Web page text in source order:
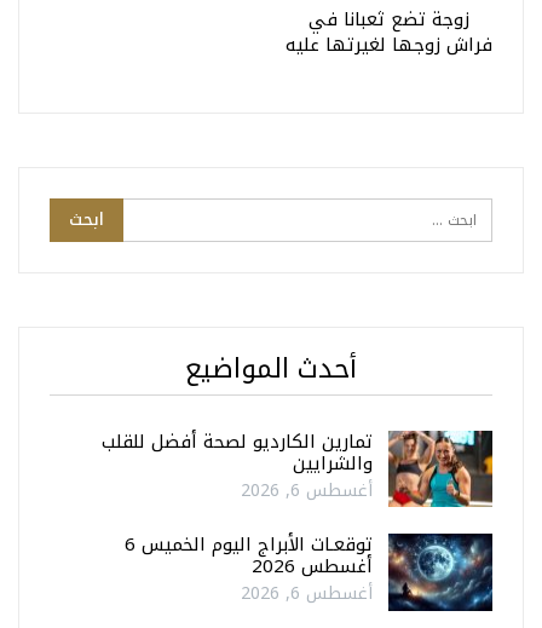
زوجة تضع ثعبانا في
فراش زوجها لغيرتها عليه
أحدث المواضيع
تمارين الكارديو لصحة أفضل للقلب
والشرايين
أغسطس 6, 2026
توقعـات الأبراج اليوم الخميس 6
أغسطس 2026
أغسطس 6, 2026